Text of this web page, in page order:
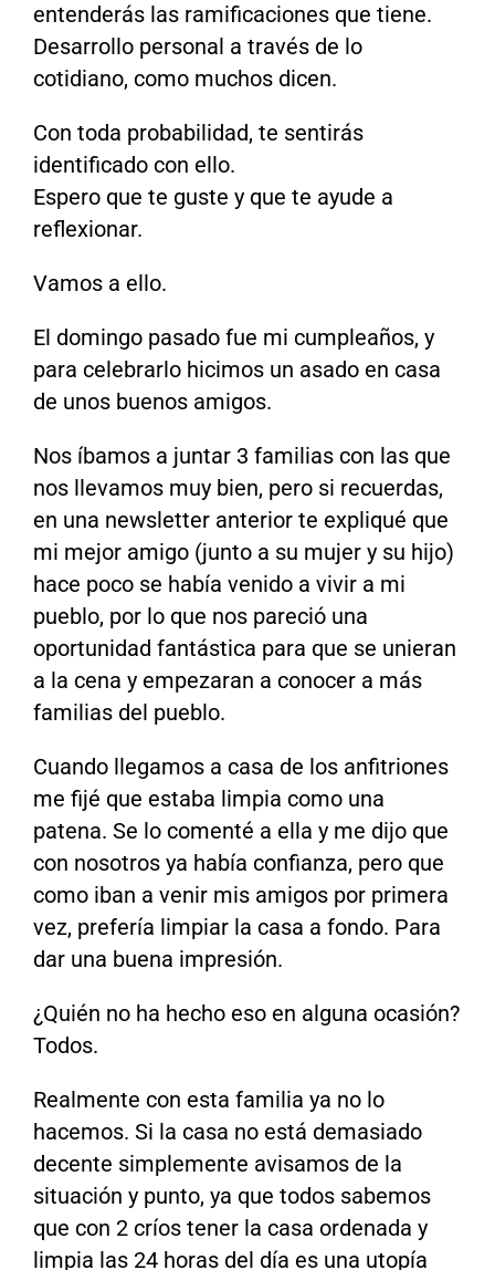
entenderás las ramificaciones que tiene.
Desarrollo personal a través de lo
cotidiano, como muchos dicen.
Con toda probabilidad, te sentirás
identificado con ello.
Espero que te guste y que te ayude a
reflexionar.
Vamos a ello.
El domingo pasado fue mi cumpleaños, y
para celebrarlo hicimos un asado en casa
de unos buenos amigos.
Nos íbamos a juntar 3 familias con las que
nos llevamos muy bien, pero si recuerdas,
en una newsletter anterior te expliqué que
mi mejor amigo (junto a su mujer y su hijo)
hace poco se había venido a vivir a mi
pueblo, por lo que nos pareció una
oportunidad fantástica para que se unieran
a la cena y empezaran a conocer a más
familias del pueblo.
Cuando llegamos a casa de los anfitriones
me fijé que estaba limpia como una
patena. Se lo comenté a ella y me dijo que
con nosotros ya había confianza, pero que
como iban a venir mis amigos por primera
vez, prefería limpiar la casa a fondo. Para
dar una buena impresión.
¿Quién no ha hecho eso en alguna ocasión?
Todos.
Realmente con esta familia ya no lo
hacemos. Si la casa no está demasiado
decente simplemente avisamos de la
situación y punto, ya que todos sabemos
que con 2 críos tener la casa ordenada y
limpia las 24 horas del día es una utopía